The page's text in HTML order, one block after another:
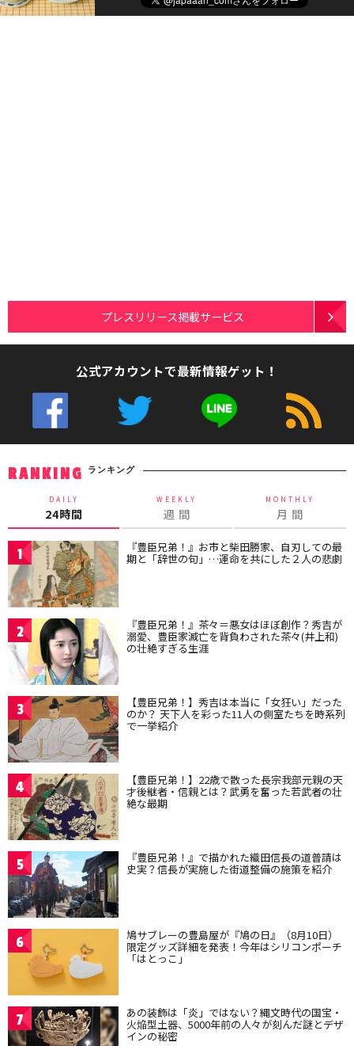
プレスリリース掲載サービス
公式アカウントで最新情報ゲット！
RANKING ランキング
DAILY
24時間
WEEKLY
週 間
MONTHLY
月 間
1 『豊臣兄弟！』お市と柴田勝家、自刃しての最
期と「辞世の句」…運命を共にした２人の悲劇
2 『豊臣兄弟！』茶々＝悪女はほぼ創作？秀吉が
溺愛、豊臣家滅亡を背負わされた茶々(井上和)
の壮絶すぎる生涯
3 【豊臣兄弟！】秀吉は本当に「女狂い」だった
のか？ 天下人を彩った11人の側室たちを時系列
で一挙紹介
4 【豊臣兄弟！】22歳で散った長宗我部元親の天
才後継者・信親とは？武勇を奮った若武者の壮
絶な最期
5 『豊臣兄弟！』で描かれた織田信長の道普請は
史実？信長が実施した街道整備の施策を紹介
6 鳩サブレーの豊島屋が『鳩の日』（8月10日）
限定グッズ詳細を発表！今年はシリコンポーチ
「はとっこ」
7 あの装飾は「炎」ではない？縄文時代の国宝・
火焔型土器、5000年前の人々が刻んだ謎とデザ
インの秘密